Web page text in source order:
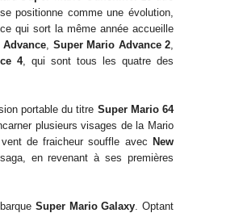
positionne comme une évolution,
qui sort la même année accueille
Super Mario Advance 2
4, qui sont tous les quatre des
portable du titre Super Mario 64
plusieurs visages de la Mario
de fraicheur souffle avec New
en revenant à ses premières
Super Mario Galaxy . Optant